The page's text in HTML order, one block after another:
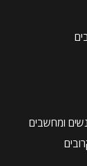
ומחשבים